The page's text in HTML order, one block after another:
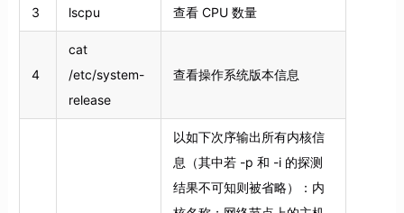
3 lscpu 查看 CPU 数量
4
cat
/etc/system-
release
查看操作系统版本信息
以如下次序输出所有内核信
息（其中若 -p 和 -i 的探测
结果不可知则被省略）：内